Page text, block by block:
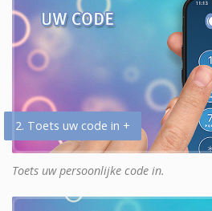
2. Toets uw code in +
Toets uw persoonlijke code in.